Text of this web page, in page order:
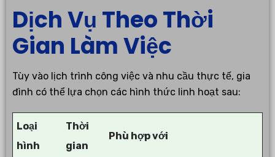
Dịch Vụ Theo Thời
Gian Làm Việc
Tùy vào lịch trình công việc và nhu cầu thực tế, gia
đình có thể lựa chọn các hình thức linh hoạt sau:
Loại
hình
Thời
gian
Phù hợp với